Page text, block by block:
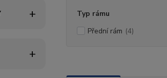
Typ rámu
Přední rám (4)